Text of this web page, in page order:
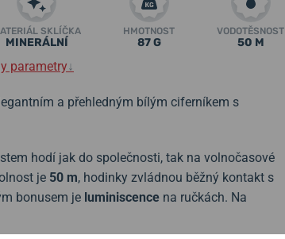
SKLÍČKA
MINERÁLNÍ
HMOTNOST
87 G
VODOTĚSNOST
50 M
parametry↓
a přehledným bílým ciferníkem s
hodí jak do společnosti, tak na volnočasové
je 50 m, hodinky zvládnou běžný kontakt s
bonusem je luminiscence na ručkách. Na